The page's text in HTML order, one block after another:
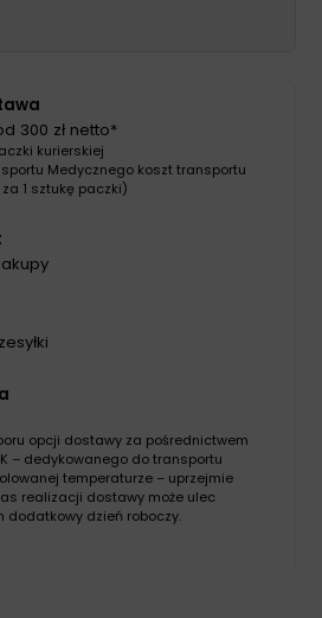
300 zł netto*
kurierskiej
Medycznego koszt transportu
1 sztukę paczki)
opcji dostawy za pośrednictwem
– dedykowanego do transportu
temperaturze – uprzejmie
realizacji dostawy może ulec
dodatkowy dzień roboczy.